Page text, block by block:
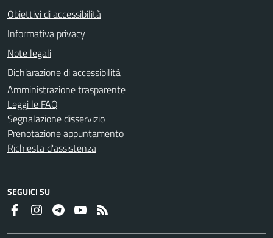
Obiettivi di accessibilità
Informativa privacy
Note legali
Dichiarazione di accessibilità
Amministrazione trasparente
Leggi le FAQ
Segnalazione disservizio
Prenotazione appuntamento
Richiesta d'assistenza
SEGUICI SU